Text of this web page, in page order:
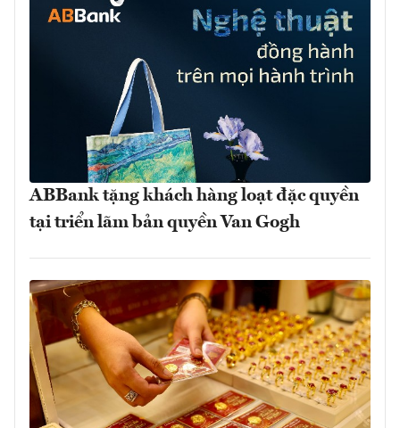
ABBank tặng khách hàng loạt đặc quyền
tại triển lãm bản quyền Van Gogh